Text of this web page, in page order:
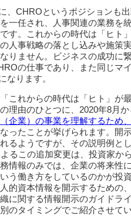
、CHROというポジションも
一任され、人事関連の業務を
す。これからの時代は「ヒト
人事戦略の落とし込みや施策
りません。ビジネスの成功に
の仕事であり、また同じマ
なります。
これからの時代は「ヒト」が
理由のひとつに、2020年8月
企業）の事業を理解するため
なったことが挙げられます。開
るようですが、その説明例と
るこの追加変更は、投資家か
情報のみでは、企業の将来性
う働き方をしているのかが投
的資本情報を開示するための
に関する情報開示のガイドラ
のタイミングでご紹介させて